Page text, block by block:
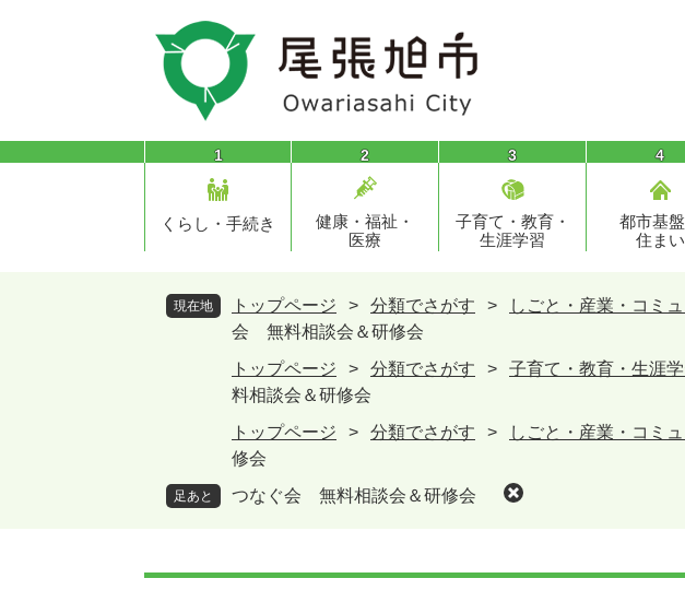
頭
飛
1
くらし・手続き
2
健康・福祉・
医療
3
子育て・教育・
生涯学習
4
都市基盤
住まい
現在地 トップページ > 分類でさがす > しごと・産業・コミ
会 無料相談会＆研修会
トップページ
> 分類でさがす > 子育て・教育・生涯
料相談会＆研修会
トップページ
> 分類でさがす > しごと・産業・コミ
修会
足あと つなぐ会 無料相談会＆研修会